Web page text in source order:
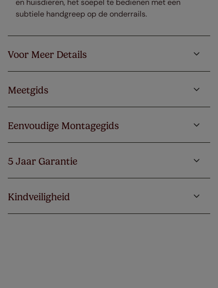
en huisdieren, het soepel te bedienen met een
subtiele handgreep op de onderrails.
Voor Meer Details
Meetgids
Eenvoudige Montagegids
5 Jaar Garantie
Kindveiligheid